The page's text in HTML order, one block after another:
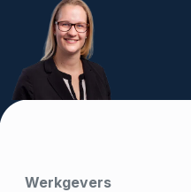
Werkgevers